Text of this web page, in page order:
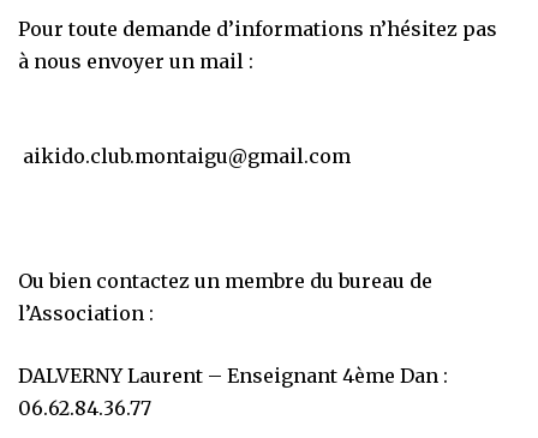
Pour toute demande d’informations n’hésitez pas
à nous envoyer un mail :
aikido.club.montaigu@gmail.com
Ou bien contactez un membre du bureau de
l’Association :
DALVERNY Laurent – Enseignant 4ème Dan :
06.62.84.36.77